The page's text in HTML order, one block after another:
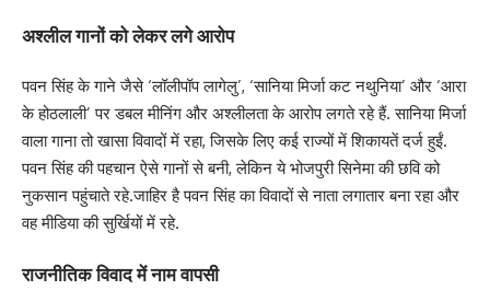
अश्लील गानों को लेकर लगे आरोप
पवन सिंह के गाने जैसे ‘लॉलीपॉप लागेलु’, ‘सानिया मिर्जा कट नथुनिया’ और ‘आरा
के होठलाली’ पर डबल मीनिंग और अश्लीलता के आरोप लगते रहे हैं. सानिया मिर्जा
वाला गाना तो खासा विवादों में रहा, जिसके लिए कई राज्यों में शिकायतें दर्ज हुईं.
पवन सिंह की पहचान ऐसे गानों से बनी, लेकिन ये भोजपुरी सिनेमा की छवि को
नुकसान पहुंचाते रहे.जाहिर है पवन सिंह का विवादों से नाता लगातार बना रहा और
वह मीडिया की सुर्खियों में रहे.
राजनीतिक विवाद में नाम वापसी